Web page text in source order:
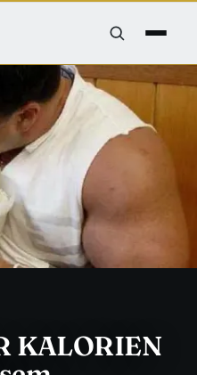
KALORIEN